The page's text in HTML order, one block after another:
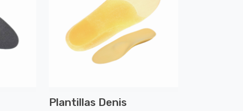
Plantillas Denis